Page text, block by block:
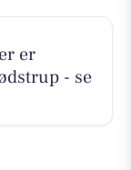
er
- se